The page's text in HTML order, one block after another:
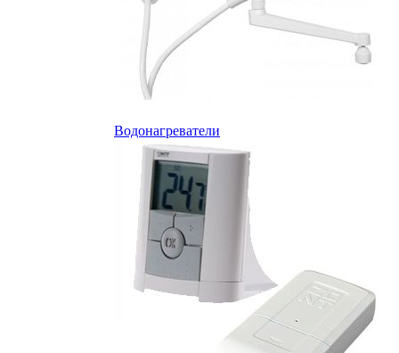
Водонагреватели